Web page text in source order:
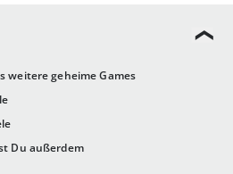
weitere geheime Games
Du außerdem